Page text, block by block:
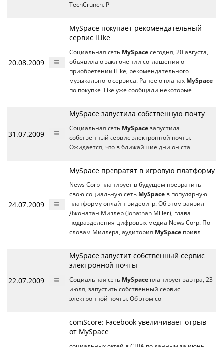
TechCrunch. Р
20.08.2009
MySpace покупает рекомендательный
сервис iLike
Социальная сеть MySpace сегодня, 20 августа,
объявила о заключении соглашения о
приобретении iLike, рекомендательного
музыкального сервиса. Ранее о планах MySpace
по покупке iLike уже сообщали некоторые
31.07.2009
MySpace запустила собственную почту
Социальная сеть MySpace запустила
собственный сервис электронной почты.
Ожидается, что в ближайшие дни он ста
24.07.2009
MySpace превратят в игровую платформу
News Corp планирует в будущем превратить
свою социальную сеть MySpace в популярную
платформу онлайн-видеоигр. Об этом заявил
Джонатан Миллер (Jonathan Miller), глава
подразделения цифровых медиа News Corp. По
словам Миллера, аудитория MySpace привл
22.07.2009
MySpace запустит собственный сервис
электронной почты
Социальная сеть MySpace планирует завтра, 23
июля, запустить собственный сервис
электронной почты. Об этом со
comScore: Facebook увеличивает отрыв
от MySpace